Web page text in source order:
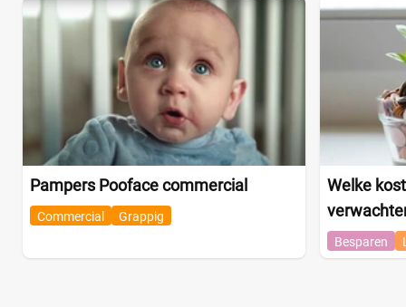
Pampers Pooface commercial
Commercial Grappig
Welke
Besparen